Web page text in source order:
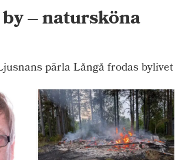
– natursköna
pärla Långå frodas bylivet